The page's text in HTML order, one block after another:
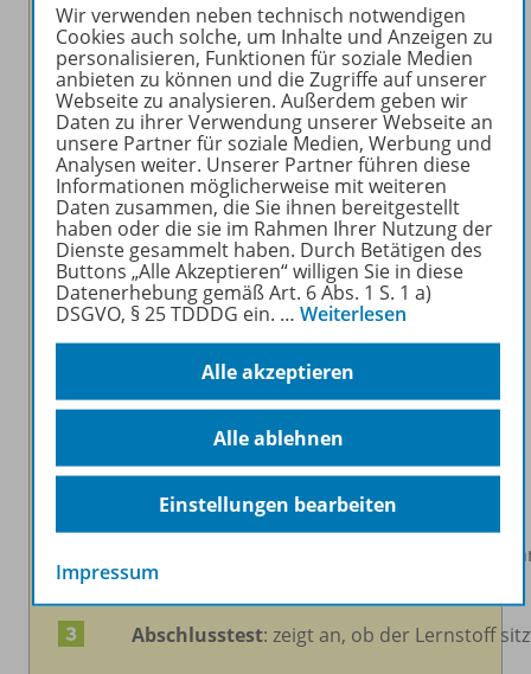
Und so funktioniert das 3-stufige
Testkonzept:
Einstiegstest: ermittelt Wissenslücken
: überprüfen den
Abschlusstest: zeigt an, ob der Lernstoff
Wir verwenden neben technisch notwendigen
Cookies auch solche, um Inhalte und Anzeigen zu
personalisieren, Funktionen für soziale Medien
anbieten zu können und die Zugriffe auf unserer
Webseite zu analysieren. Außerdem geben wir
Daten zu ihrer Verwendung unserer Webseite an
unsere Partner für soziale Medien, Werbung und
Analysen weiter. Unserer Partner führen diese
Informationen möglicherweise mit weiteren
Daten zusammen, die Sie ihnen bereitgestellt
haben oder die sie im Rahmen Ihrer Nutzung der
Dienste gesammelt haben. Durch Betätigen des
Buttons „Alle Akzeptieren“ willigen Sie in diese
Datenerhebung gemäß Art. 6 Abs. 1 S. 1 a)
DSGVO, § 25 TDDDG ein. … Weiterlesen
Alle akzeptieren
Alle ablehnen
Einstellungen bearbeiten
Impressum